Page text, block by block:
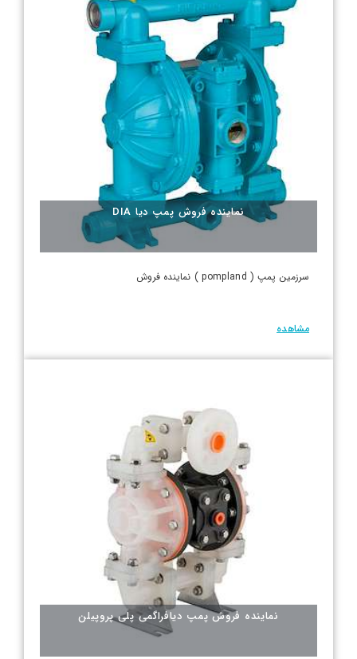
نماینده فروش پمپ دیا DIA
سرزمین پمپ ( pompland ) نماینده فروش
مشاهده
نماینده فروش پمپ دیافراگمی پلی پروپیلن